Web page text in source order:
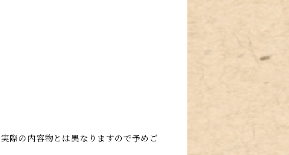
際の内容物とは異なりますので予めご